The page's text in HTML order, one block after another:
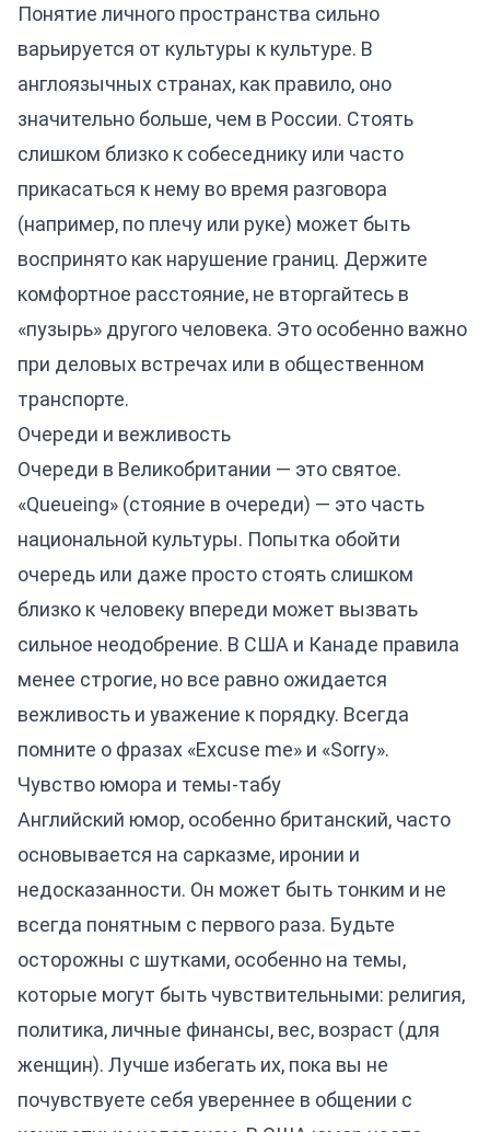
Понятие личного пространства сильно
варьируется от культуры к культуре. В
англоязычных странах, как правило, оно
значительно больше, чем в России. Стоять
слишком близко к собеседнику или часто
прикасаться к нему во время разговора
(например, по плечу или руке) может быть
воспринято как нарушение границ. Держите
комфортное расстояние, не вторгайтесь в
«пузырь» другого человека. Это особенно важно
при деловых встречах или в общественном
транспорте.
Очереди и вежливость
Очереди в Великобритании — это святое.
«Queueing» (стояние в очереди) — это часть
национальной культуры. Попытка обойти
очередь или даже просто стоять слишком
близко к человеку впереди может вызвать
сильное неодобрение. В США и Канаде правила
менее строгие, но все равно ожидается
вежливость и уважение к порядку. Всегда
помните о фразах «Excuse me» и «Sorry».
Чувство юмора и темы-табу
Английский юмор, особенно британский, часто
основывается на сарказме, иронии и
недосказанности. Он может быть тонким и не
всегда понятным с первого раза. Будьте
осторожны с шутками, особенно на темы,
которые могут быть чувствительными: религия,
политика, личные финансы, вес, возраст (для
женщин). Лучше избегать их, пока вы не
почувствуете себя увереннее в общении с